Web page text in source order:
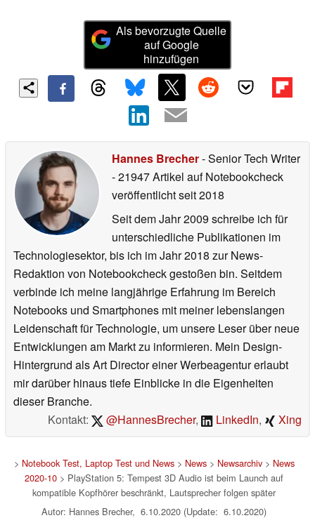
Als bevorzugte Quelle
auf Google
hinzufügen
Hannes Brecher- Senior Tech Writer
- 21947 Artikel auf Notebookcheck
veröffentlichtseit 2018
Seit dem Jahr 2009 schreibe ich für
unterschiedliche Publikationen im
Technologiesektor, bis ich im Jahr 2018 zur News-
Redaktion von Notebookcheck gestoßen bin. Seitdem
verbinde ich meine langjährige Erfahrung im Bereich
Notebooks und Smartphones mit meiner lebenslangen
Leidenschaft für Technologie, um unsere Leser über neue
Entwicklungen am Markt zu informieren. Mein Design-
Hintergrund als Art Director einer Werbeagentur erlaubt
mir darüber hinaus tiefe Einblicke in die Eigenheiten
dieser Branche.
Kontakt:
@HannesBrecher, LinkedIn, Xing
> Notebook Test, Laptop Test und News> News> Newsarchiv> News
2020-10 > PlayStation 5: Tempest 3D Audio ist beim Launch auf
kompatible Kopfhörer beschränkt, Lautsprecher folgen später
Autor: Hannes Brecher, 6.10.2020 (Update: 6.10.2020)